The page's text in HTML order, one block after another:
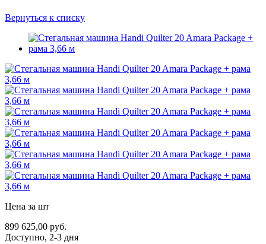
Вернуться к списку
Цена за шт
899 625,00 руб.
Доступно, 2-3 дня